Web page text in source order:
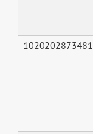
1020202873481